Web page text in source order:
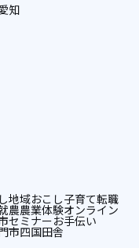
知
地域おこし子育て転職
農農業体験オンライン
セミナーお手伝い
市四国田舎